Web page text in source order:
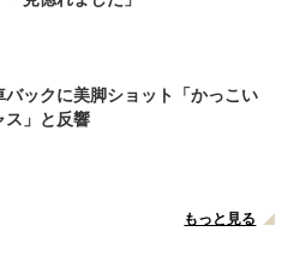
バックに美脚ショット「かっこい
ス」と反響
もっと見る